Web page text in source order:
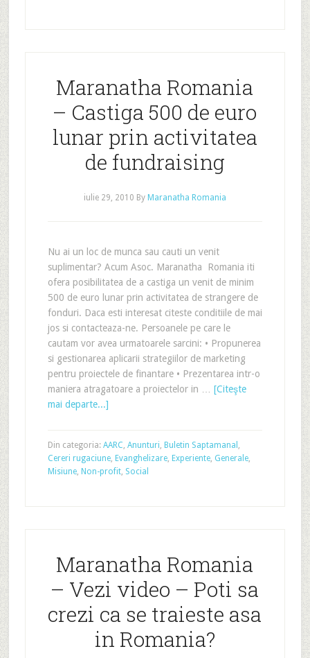
Maranatha Romania
– Castiga 500 de euro
lunar prin activitatea
de fundraising
iulie 29, 2010 By Maranatha Romania
Nu ai un loc de munca sau cauti un venit
suplimentar? Acum Asoc. Maranatha Romania iti
ofera posibilitatea de a castiga un venit de minim
500 de euro lunar prin activitatea de strangere de
fonduri. Daca esti interesat citeste conditiile de mai
jos si contacteaza-ne. Persoanele pe care le
cautam vor avea urmatoarele sarcini: • Propunerea
si gestionarea aplicarii strategiilor de marketing
pentru proiectele de finantare • Prezentarea intr-o
maniera atragatoare a proiectelor in … [Citeşte
mai departe...]
Din categoria: AARC, Anunturi, Buletin Saptamanal ,
Cereri rugaciune, Evanghelizare, Experiente, Generale,
Misiune, Non-profit, Social
Maranatha Romania
– Vezi video – Poti sa
crezi ca se traieste asa
in Romania?